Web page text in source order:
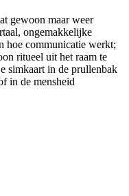
gewoon maar weer
ongemakkelijke
hoe communicatie werkt;
ritueel uit het raam te
simkaart in de prullenbak
in de mensheid